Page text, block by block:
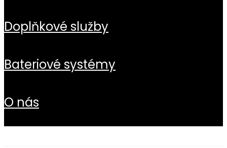
doplňkové služby
bateriové systémy
o nás